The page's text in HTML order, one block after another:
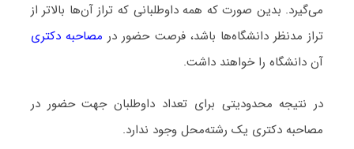
می‌گیرد. بدین صورت که همه داوطلبانی که تراز آن‌ها بالاتر از
تراز مدنظر دانشگاه‌ها باشد، فرصت حضور در مصاحبه دکتری
آن دانشگاه را خواهند داشت.
در نتیجه محدودیتی برای تعداد داوطلبان جهت حضور در
مصاحبه دکتری یک رشته‌محل وجود ندارد.